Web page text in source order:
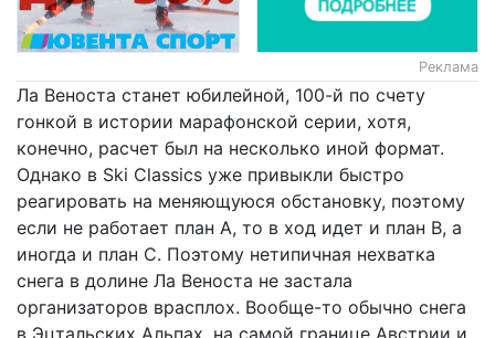
Реклама
Ла Веноста станет юбилейной, 100-й по счету
гонкой в истории марафонской серии, хотя,
конечно, расчет был на несколько иной формат.
Однако в Ski Classics уже привыкли быстро
реагировать на меняющуюся обстановку, поэтому
если не работает план А, то в ход идет и план B, а
иногда и план C. Поэтому нетипичная нехватка
снега в долине Ла Веноста не застала
организаторов врасплох. Вообще-то обычно снега
в Эцтальских Альпах, на самой границе Австрии и